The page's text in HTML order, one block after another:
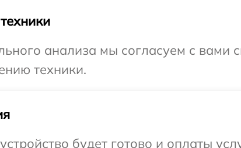
анализа мы согласуем с вами
техники.
будет готово и оплаты